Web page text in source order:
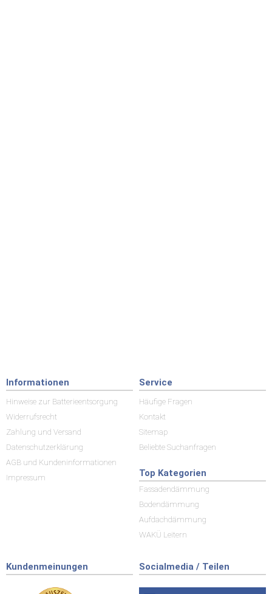
Informationen
Hinweise zur Batterieentsorgung
Widerrufsrecht
Zahlung und Versand
Datenschutzerklärung
AGB und Kundeninformationen
Impressum
Service
Häufige Fragen
Kontakt
Sitemap
Beliebte Suchanfragen
Top Kategorien
Fassadendämmung
Bodendämmung
Aufdachdämmung
WAKÜ Leitern
Kundenmeinungen Socialmedia / Teilen